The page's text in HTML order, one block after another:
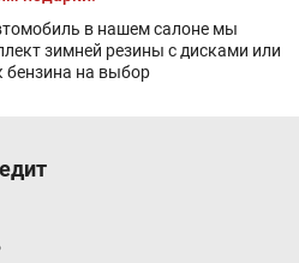
в нашем салоне мы
зимней резины с дисками или
бензина на выбор